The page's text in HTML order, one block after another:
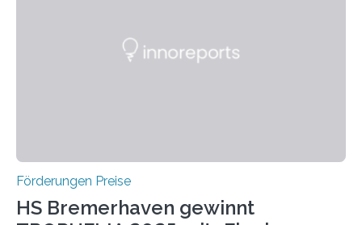
Foundation, des BIAL Award in Biomedicine ist in
Förderungen Preise
HS Bremerhaven gewinnt